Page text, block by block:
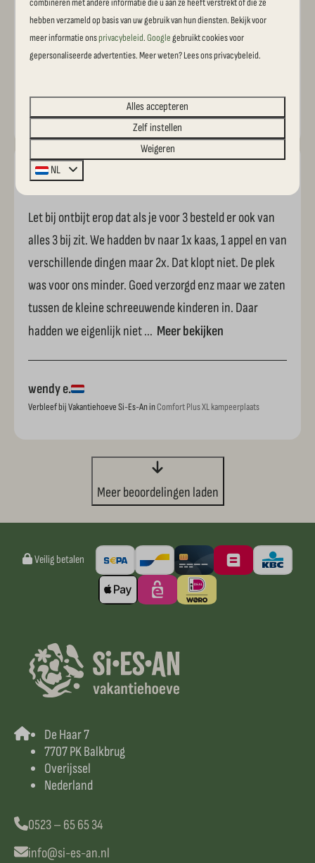
Zonde van het water. Misschien op 3 min zetten en
kunnen herhalen.
Theo R.
Verbleef bij Vakantiehoeve Si-Es-An inCamperplaats DeLuxe
8,8
Let bij ontbijt erop dat als je voor 3 besteld er ook van
alles 3 bij zit. We hadden bv naar 1x kaas, 1 appel en van
verschillende dingen maar 2x. Dat klopt niet. De plek
was voor ons minder. Goed verzorgd enz maar we zaten
tussen de kleine schreeuwende kinderen in. Daar
hadden we eigenlijk niet ... Meer bekijken
wendy e.
Verbleef bij Vakantiehoeve Si-Es-An inComfort Plus XL kampeerplaats
Meer beoordelingen laden
Veilig betalen
De Haar 7
7707 PK Balkbrug
Overijssel
Nederland
0523 – 65 65 34
info@si-es-an.nl
hebben verzameld op basis van uw gebruik van hun diensten. Bekijk voor
meer informatie onsprivacybeleid.Googlegebruikt cookies voor
gepersonaliseerde advertenties. Meer weten? Lees ons privacybeleid.
Alles accepteren
Zelf instellen
Weigeren
NL